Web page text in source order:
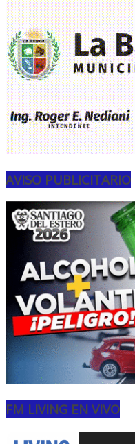
AVISO PUBLICITARIO
FM LIVING EN VIVO